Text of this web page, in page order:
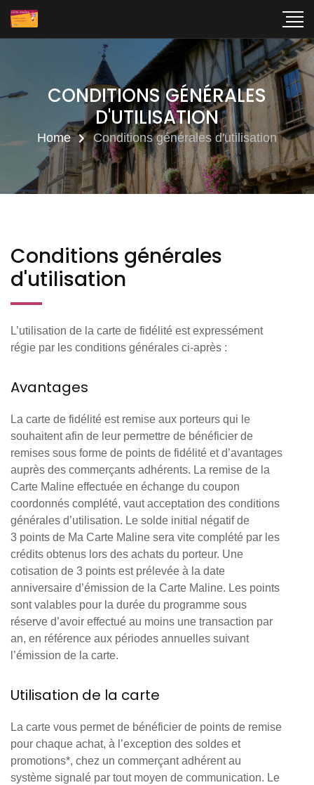
CONDITIONS GÉNÉRALES
D'UTILISATION
Home Conditions générales d'utilisation
Conditions générales
d'utilisation
L’utilisation de la carte de fidélité est expressément
régie par les conditions générales ci-après :
Avantages
La carte de fidélité est remise aux porteurs qui le
souhaitent afin de leur permettre de bénéficier de
remises sous forme de points de fidélité et d’avantages
auprès des commerçants adhérents. La remise de la
Carte Maline effectuée en échange du coupon
coordonnés complété, vaut acceptation des conditions
générales d’utilisation. Le solde initial négatif de
3 points de Ma Carte Maline sera vite complété par les
crédits obtenus lors des achats du porteur. Une
cotisation de 3 points est prélevée à la date
anniversaire d’émission de la Carte Maline. Les points
sont valables pour la durée du programme sous
réserve d’avoir effectué au moins une transaction par
an, en référence aux périodes annuelles suivant
l’émission de la carte.
Utilisation de la carte
La carte vous permet de bénéficier de points de remise
pour chaque achat, à l’exception des soldes et
promotions*, chez un commerçant adhérent au
système signalé par tout moyen de communication. Le